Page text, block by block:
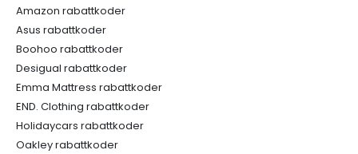
Amazon rabattkoder
Asus rabattkoder
Boohoo rabattkoder
Desigual rabattkoder
Emma Mattress rabattkoder
END. Clothing rabattkoder
Holidaycars rabattkoder
Oakley rabattkoder